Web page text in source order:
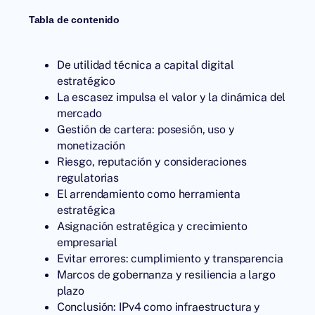
Tabla de contenido
De utilidad técnica a capital digital
estratégico
La escasez impulsa el valor y la dinámica del
mercado
Gestión de cartera: posesión, uso y
monetización
Riesgo, reputación y consideraciones
regulatorias
El arrendamiento como herramienta
estratégica
Asignación estratégica y crecimiento
empresarial
Evitar errores: cumplimiento y transparencia
Marcos de gobernanza y resiliencia a largo
plazo
Conclusión: IPv4 como infraestructura y